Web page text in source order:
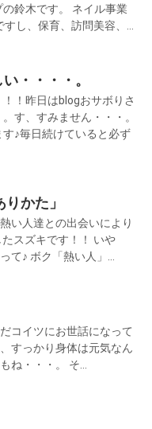
鈴木です。 ネイル事業
し、保育、訪問美容、...
・・・・。
！昨日はblogおサボりさ
す、すみません・・・。
♪毎日続けていると必ず
かた」
い人達との出会いにより
スズキです！！ いや
て♪ ボク「熱い人」...
コイツにお世話になって
すっかり身体は元気なん
ね・・・。 そ...